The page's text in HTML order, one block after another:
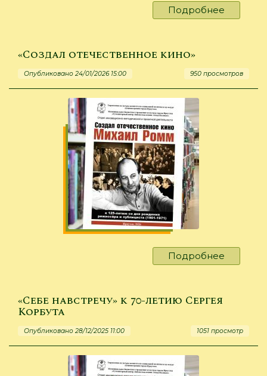
Подробнее
Виктор
кто
зов
«Создал отечественное кино»
Опубликовано 24/01/2026 15:00 950 просмотров
Подробнее
«Создал
«Себе навстречу» к 70-летию Сергея
Корбута
Опубликовано 28/12/2025 11:00 1051 просмотр